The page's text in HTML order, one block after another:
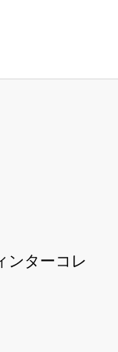
ンターコレ